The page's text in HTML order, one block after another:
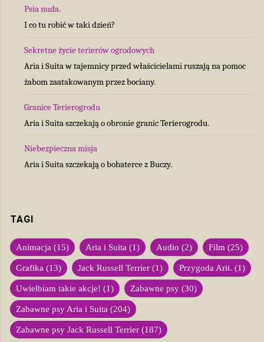
Psia nuda.
I co tu robić w taki dzień?
Sekretne życie terierów ogrodowych
Aria i Suita w tajemnicy przed właścicielami ruszają na pomoc
żabom zaatakowanym przez bociany.
Granice Terierogrodu
Aria i Suita szczekają o obronie granic Terierogrodu.
Niebezpieczna misja
Aria i Suita szczekają o bohaterce z Buczy.
TAGI
Animacja (15) Aria i Suita (1) Audio (2) Film (25)
Grafika (13) Jack Russell Terrier (1) Przygoda Arii. (1)
Uwielbiam takie akcje! (1) Zabawne psy (30)
Zabawne psy Aria i Suita (204)
Zabawne psy Jack Russell Terrier (187)